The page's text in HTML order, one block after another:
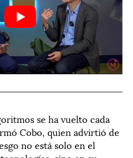
se ha vuelto cada
Cobo, quien advirtió de
no está solo en el